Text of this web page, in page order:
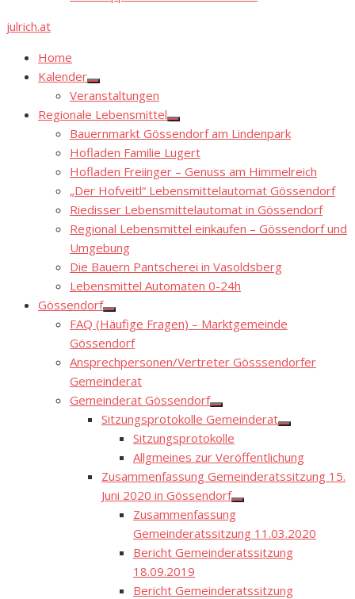
julrich.at
Home
Kalender
Show
sub
menu
Veranstaltungen
Regionale Lebensmittel
Show
sub
menu
Bauernmarkt Gössendorf am Lindenpark
Hofladen Familie Lugert
Hofladen Freiinger – Genuss am Himmelreich
„Der Hofveitl“ Lebensmittelautomat Gössendorf
Riedisser Lebensmittelautomat in Gössendorf
Regional Lebensmittel einkaufen – Gössendorf und
Umgebung
Die Bauern Pantscherei in Vasoldsberg
Lebensmittel Automaten 0-24h
Gössendorf
Show
sub
menu
FAQ (Häufige Fragen) – Marktgemeinde
Gössendorf
Ansprechpersonen/Vertreter Gösssendorfer
Gemeinderat
Gemeinderat Gössendorf
Show
sub
menu
Sitzungsprotokolle Gemeinderat
Show
menu
Sitzungsprotokolle
Allgmeines zur Veröffentlichung
Zusammenfassung Gemeinderatssitzung 15.
Juni 2020 in Gössendorf
Show
menu
Zusammenfassung
Gemeinderatssitzung 11.03.2020
Bericht Gemeinderatssitzung
18.09.2019
Bericht Gemeinderatssitzung